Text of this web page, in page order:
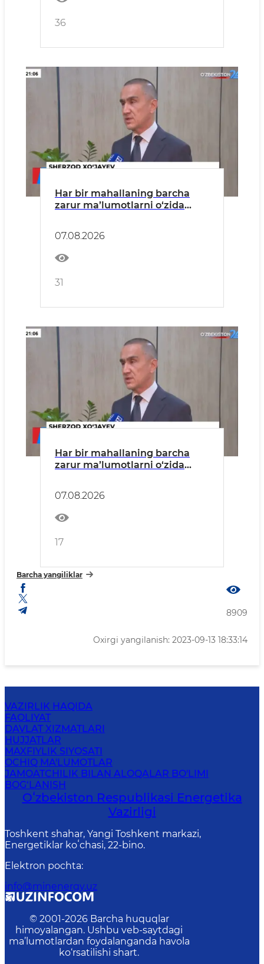
36
Har bir mahallaning barcha
zarur ma’lumotlarni o‘zida
07.08.2026
31
Har bir mahallaning barcha
zarur ma’lumotlarni o‘zida
07.08.2026
17
Barcha yangiliklar
8909
Oxirgi yangilanish: 2023-09-13 18:33:14
VAZIRLIK HAQIDA
FAOLIYAT
DAVLAT XIZMATLARI
HUJJATLAR
MAXFIYLIK SIYOSATI
OCHIQ MA'LUMOTLAR
JAMOATCHILIK BILAN ALOQALAR BO'LIMI
BOG‘LANISH
Oʻzbekiston Respublikasi Energetika
Vazirligi
Toshkent shahar, Yangi Toshkent markazi,
Energetiklar koʻchasi, 22-bino.
Elektron pochta:
info@minenergy.uz
© 2001-2026 Barcha huquqlar
himoyalangan. Ushbu veb-saytdagi
ma’lumotlardan foydalanganda havola
ko‘rsatilishi shart.